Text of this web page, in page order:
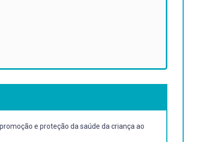
e proteção da saúde da criança ao